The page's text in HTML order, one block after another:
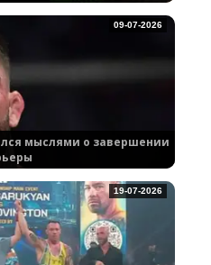
мыслями о завершении
09-07-2026
19-07-2026